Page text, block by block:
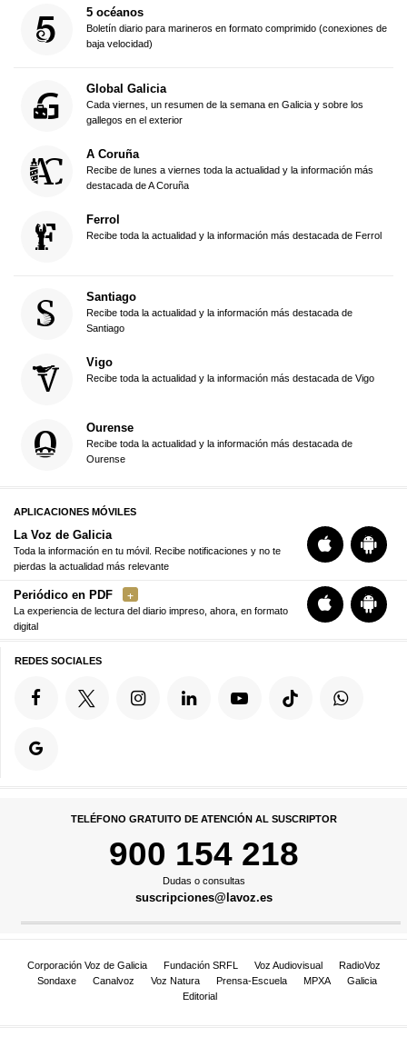
5 océanos
Boletín diario para marineros en formato comprimido (conexiones de
baja velocidad)
Global Galicia
Cada viernes, un resumen de la semana en Galicia y sobre los
gallegos en el exterior
A Coruña
Recibe de lunes a viernes toda la actualidad y la información más
destacada de A Coruña
Ferrol
Recibe toda la actualidad y la información más destacada de Ferrol
Santiago
Recibe toda la actualidad y la información más destacada de
Santiago
Vigo
Recibe toda la actualidad y la información más destacada de Vigo
Ourense
Recibe toda la actualidad y la información más destacada de
Ourense
APLICACIONES MÓVILES
La Voz de Galicia
Toda la información en tu móvil. Recibe notificaciones y no te
pierdas la actualidad más relevante
Periódico en PDF
La experiencia de lectura del diario impreso, ahora, en formato
digital
REDES SOCIALES
TELÉFONO GRATUITO DE ATENCIÓN AL SUSCRIPTOR
900 154 218
Dudas o consultas
suscripciones@lavoz.es
Corporación Voz de Galicia Fundación SRFL Voz Audiovisual
RadioVoz
Sondaxe
Canalvoz Voz Natura Prensa-Escuela MPXA
Galicia
Editorial